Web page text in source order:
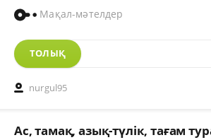
Мақал-мәтелдер
ТОЛЫҚ
nurgul95
Ас, тамақ, азық-түлік, тағам